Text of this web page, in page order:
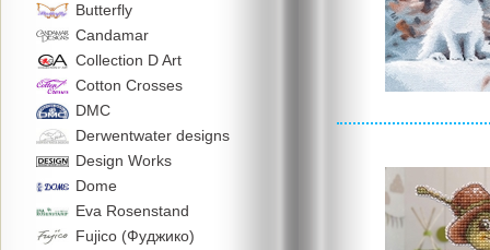
Butterfly
Candamar
Collection D Art
Cotton Crosses
DMC
Derwentwater designs
Design Works
Dome
Eva Rosenstand
Fujico (Фуджико)